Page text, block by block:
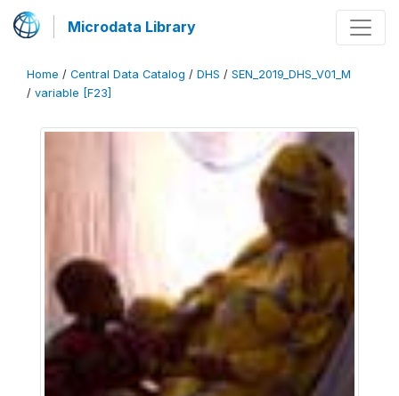
Microdata Library
Home / Central Data Catalog / DHS / SEN_2019_DHS_V01_M
/ variable [F23]